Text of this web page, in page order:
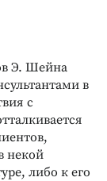
Э. Шейна
в
с
некой
либо к его